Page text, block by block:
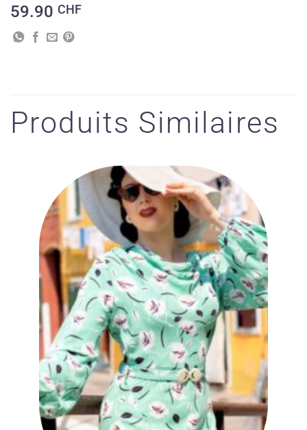
59.90 CHF
Produits Similaires
Ajouter
à la liste
des
souhaits